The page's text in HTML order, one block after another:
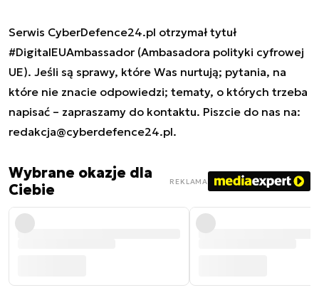
Serwis CyberDefence24.pl otrzymał tytuł
#DigitalEUAmbassador (Ambasadora polityki cyfrowej
UE). Jeśli są sprawy, które Was nurtują; pytania, na
które nie znacie odpowiedzi; tematy, o których trzeba
napisać – zapraszamy do kontaktu. Piszcie do nas na:
redakcja@cyberdefence24.pl.
Wybrane okazje dla
Ciebie
REKLAMA